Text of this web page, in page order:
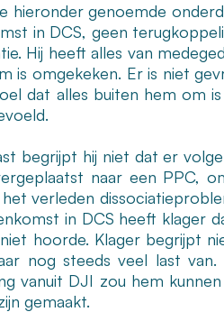
hieronder genoemde
in DCS, geen
Hij heeft alles van
is omgekeken. Er is niet
dat alles buiten hem om
begrijpt hij niet dat er
naar een PPC,
verleden
in DCS heeft klager
hoorde. Klager begrijpt
nog steeds veel last
vanuit DJI zou hem
gemaakt.